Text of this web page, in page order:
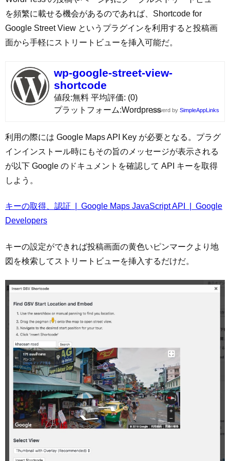
を頻繁に載せる機会があるのであれば、Shortcode for
Google Street View というプラグインを利用すると投稿画
面から手軽にストリートビューを挿入可能だ。
wp-google-street-view-
shortcode
値段 無料 平均評価 (0)
プラットフォーム Wordpresspowerd by SimpleAppLinks
利用の際には Google Maps API Key が必要となる。プラグ
インインストール時にもその旨のメッセージが表示される
が以下 Google のドキュメントを確認して API キーを取得
しよう。
キーの取得、認証 | Google Maps JavaScript API | Google
Developers
キーの設定ができれば投稿画面の黄色いピンマークより地
図を検索してストリートビューを挿入するだけだ。